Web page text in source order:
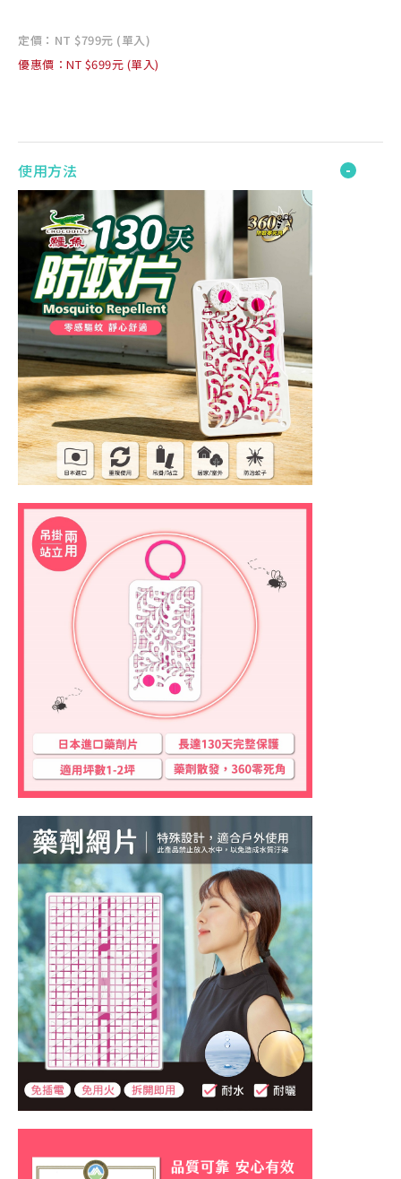
定價：NT $799元 (單入)
優惠價：NT $699元 (單入)
使用方法